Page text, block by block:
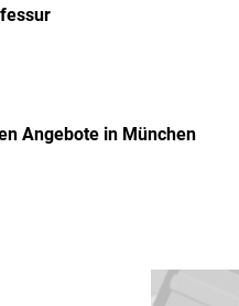
Angebote in München